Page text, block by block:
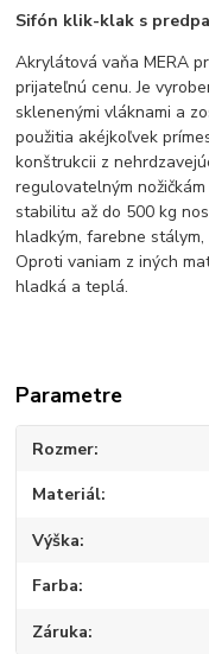
Sifón klik-klak s
Akrylátová vaňa MERA
prijateľnú cenu. Je
sklenenými vláknami a
použitia akéjkoľvek
konštrukcii z
regulovatelným
stabilitu až do 500 kg
hladkým, farebne
Oproti vaniam z iných
hladká a teplá.
Parametre
Rozmer
Materiál
Výška
Farba
Záruka